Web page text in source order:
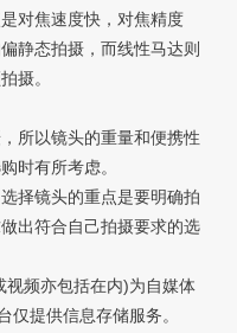
对焦速度快，对焦精度
静态拍摄，而线性马达则
摄。
以镜头的重量和便携性
时有所考虑。
镜头的重点是要明确拍
出符合自己拍摄要求的选
频亦包括在内)为自媒体
仅提供信息存储服务。